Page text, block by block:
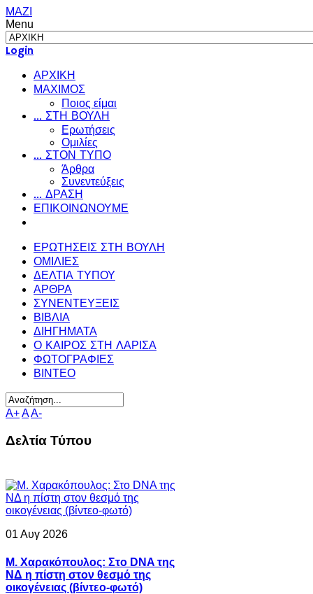
ΜΑΖΙ
Menu
Login
ΑΡΧΙΚΗ
ΜΑΧΙΜΟΣ
Ποιος είμαι
... ΣΤΗ ΒΟΥΛΗ
Ερωτήσεις
Ομιλίες
... ΣΤΟΝ ΤΥΠΟ
Άρθρα
Συνεντεύξεις
... ΔΡΑΣΗ
ΕΠΙΚΟΙΝΩΝΟΥΜΕ
ΕΡΩΤΗΣΕΙΣ ΣΤΗ ΒΟΥΛΗ
ΟΜΙΛΙΕΣ
ΔΕΛΤΙΑ ΤΥΠΟΥ
ΑΡΘΡΑ
ΣΥΝΕΝΤΕΥΞΕΙΣ
ΒΙΒΛΙΑ
ΔΙΗΓΗΜΑΤΑ
Ο ΚΑΙΡΟΣ ΣΤΗ ΛΑΡΙΣΑ
ΦΩΤΟΓΡΑΦΙΕΣ
ΒΙΝΤΕΟ
A+AA-
Δελτία Τύπου
01 Αυγ 2026
Μ. Χαρακόπουλος: Στο DNA της
ΝΔ η πίστη στον θεσμό της
οικογένειας (βίντεο-φωτό)